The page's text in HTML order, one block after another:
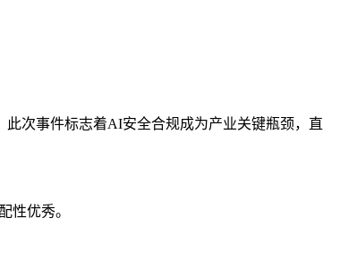
此次事件标志着AI安全合规成为产业关键瓶颈，直
性优秀。